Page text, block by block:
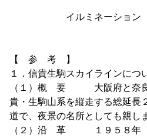
イルミネーション
【 参 考 】
１．信貴生駒スカイラインにつ
（１）概 要 大阪府と奈良
貴・生駒山系を縦走する総延長
道で、夜景の名所としても親し
（２）沿 革 １９５８年